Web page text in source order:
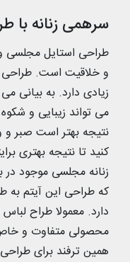
سرهمی زنانه
طراحی استایل مجلسی
و خلاقیت است.
زیادی دارد. به بیانی
می تواند زیبایی و
نتیجه بهتر است صبر و
کنید تا نتیجه بهتری
زنانه مجلسی موجود در
که طراحی این آیتم به
دارد. معمولا طراح
محصولی متفاوت و خاص
همین ترفند برای